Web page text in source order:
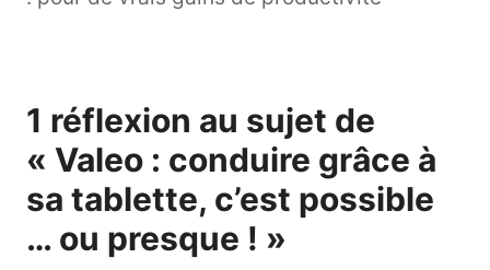
1 réflexion au sujet de
« Valeo : conduire grâce à
sa tablette, c’est possible
… ou presque ! »